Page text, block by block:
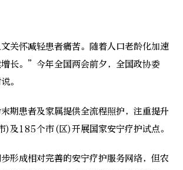
怀减轻患者痛苦。随着人口老龄化加速
长。”今年全国两会前夕，全国政协委
。
患者及家属提供全流程照护，注重提升
)及185个市(区)开展国家安宁疗护试点。
成相对完善的安宁疗护服务网络，但农